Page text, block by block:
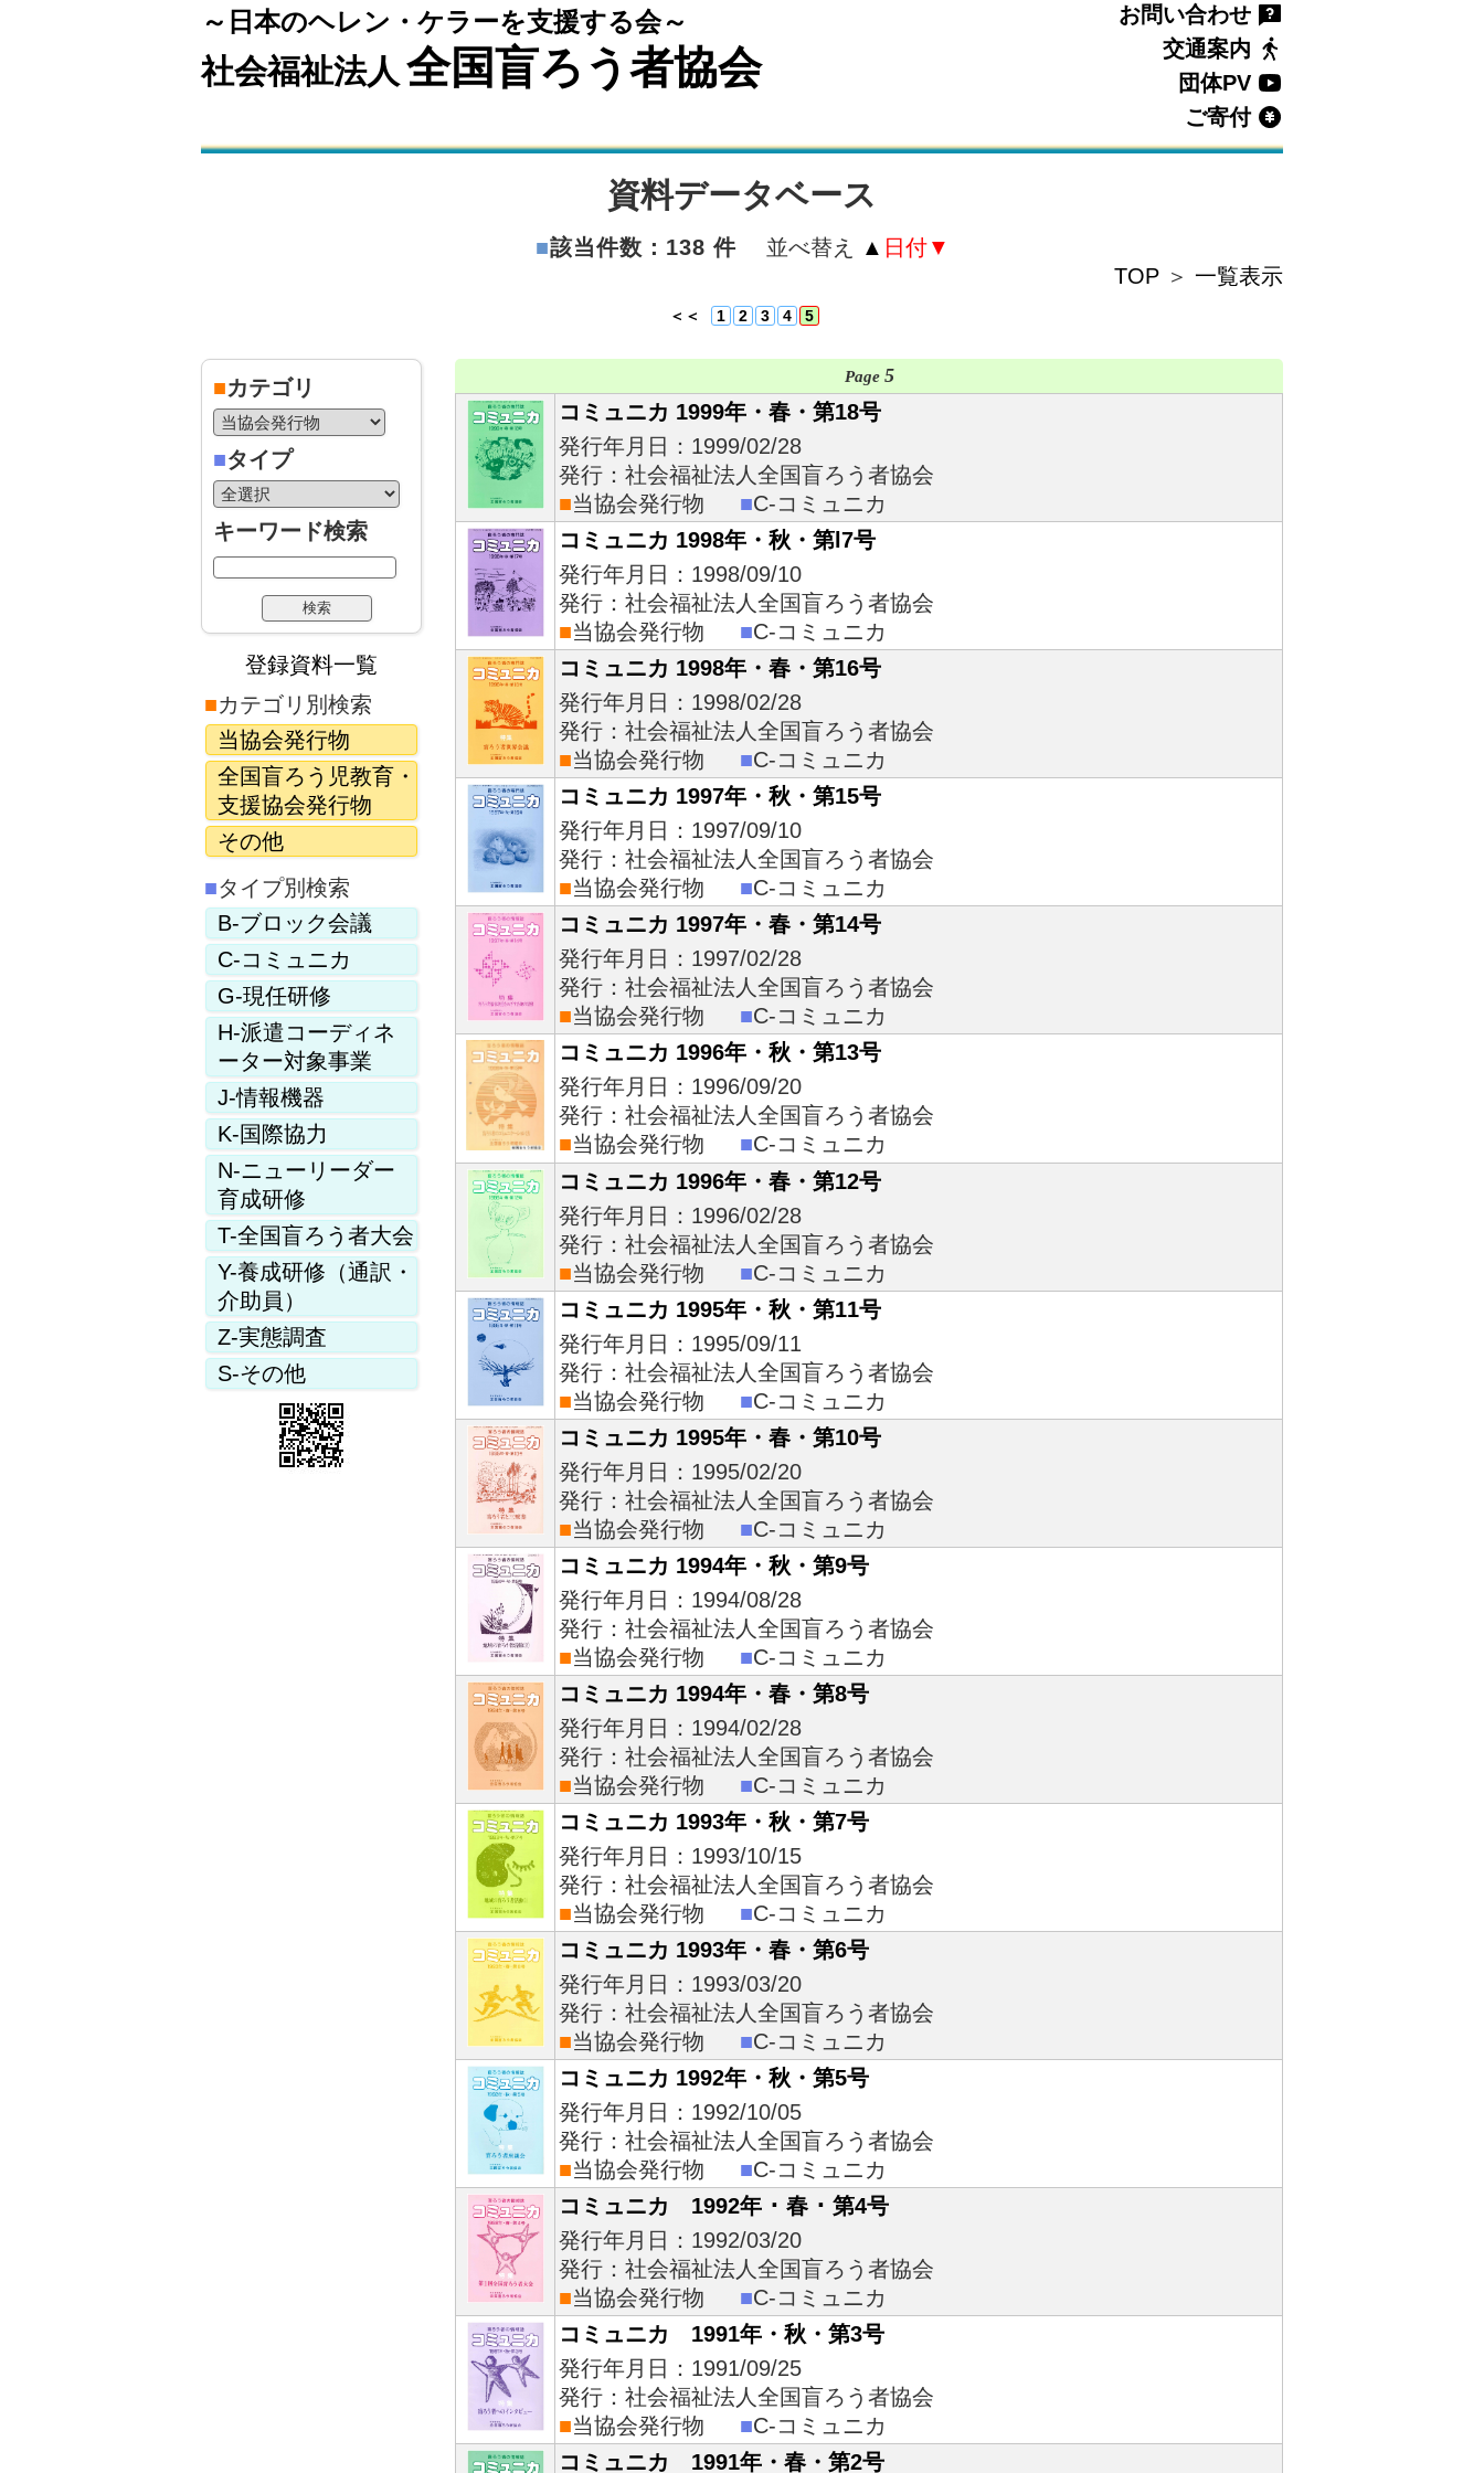
～日本のヘレン・ケラーを支援する会～
社会福祉法人 全国盲ろう者協会
お問い合わせ
交通案内
団体PV
ご寄付
資料データベース
■該当件数：138 件 並べ替え ▲ 日付▼
TOP ＞ 一覧表示
＜＜ 1 2 3 4 5
■カテゴリ
■タイプ
キーワード検索
登録資料一覧
■カテゴリ別検索
当協会発行物
全国盲ろう児教育・
支援協会発行物
その他
■タイプ別検索
B-ブロック会議
C-コミュニカ
G-現任研修
H-派遣コーディネ
ーター対象事業
J-情報機器
K-国際協力
N-ニューリーダー
育成研修
T-全国盲ろう者大会
Y-養成研修（通訳・
介助員）
Z-実態調査
S-その他
Page 5
コミュニカ 1999年・春・第18号
発行年月日：1999/02/28
発行：社会福祉法人全国盲ろう者協会
■当協会発行物 ■C-コミュニカ
コミュニカ 1998年・秋・第l7号
発行年月日：1998/09/10
発行：社会福祉法人全国盲ろう者協会
■当協会発行物 ■C-コミュニカ
コミュニカ 1998年・春・第16号
発行年月日：1998/02/28
発行：社会福祉法人全国盲ろう者協会
■当協会発行物 ■C-コミュニカ
コミュニカ 1997年・秋・第15号
発行年月日：1997/09/10
発行：社会福祉法人全国盲ろう者協会
■当協会発行物 ■C-コミュニカ
コミュニカ 1997年・春・第14号
発行年月日：1997/02/28
発行：社会福祉法人全国盲ろう者協会
■当協会発行物 ■C-コミュニカ
コミュニカ 1996年・秋・第13号
発行年月日：1996/09/20
発行：社会福祉法人全国盲ろう者協会
■当協会発行物 ■C-コミュニカ
コミュニカ 1996年・春・第12号
発行年月日：1996/02/28
発行：社会福祉法人全国盲ろう者協会
■当協会発行物 ■C-コミュニカ
コミュニカ 1995年・秋・第11号
発行年月日：1995/09/11
発行：社会福祉法人全国盲ろう者協会
■当協会発行物 ■C-コミュニカ
コミュニカ 1995年・春・第10号
発行年月日：1995/02/20
発行：社会福祉法人全国盲ろう者協会
■当協会発行物 ■C-コミュニカ
コミュニカ 1994年・秋・第9号
発行年月日：1994/08/28
発行：社会福祉法人全国盲ろう者協会
■当協会発行物 ■C-コミュニカ
コミュニカ 1994年・春・第8号
発行年月日：1994/02/28
発行：社会福祉法人全国盲ろう者協会
■当協会発行物 ■C-コミュニカ
コミュニカ 1993年・秋・第7号
発行年月日：1993/10/15
発行：社会福祉法人全国盲ろう者協会
■当協会発行物 ■C-コミュニカ
コミュニカ 1993年・春・第6号
発行年月日：1993/03/20
発行：社会福祉法人全国盲ろう者協会
■当協会発行物 ■C-コミュニカ
コミュニカ 1992年・秋・第5号
発行年月日：1992/10/05
発行：社会福祉法人全国盲ろう者協会
■当協会発行物 ■C-コミュニカ
コミュニカ 1992年 ･ 春 ･ 第4号
発行年月日：1992/03/20
発行：社会福祉法人全国盲ろう者協会
■当協会発行物 ■C-コミュニカ
コミュニカ 1991年・秋・第3号
発行年月日：1991/09/25
発行：社会福祉法人全国盲ろう者協会
■当協会発行物 ■C-コミュニカ
コミュニカ 1991年・春・第2号